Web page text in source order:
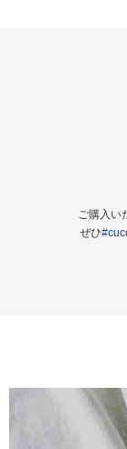
ご購入い
ぜひ